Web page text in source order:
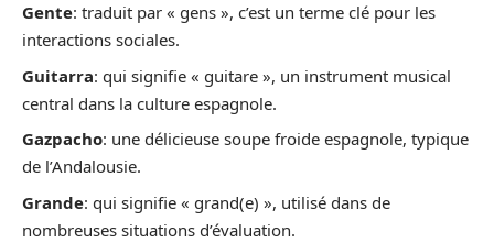
Gente: traduit par « gens », c’est un terme clé pour les
interactions sociales.
Guitarra: qui signifie « guitare », un instrument musical
central dans la culture espagnole.
Gazpacho: une délicieuse soupe froide espagnole, typique
de l’Andalousie.
Grande: qui signifie « grand(e) », utilisé dans de
nombreuses situations d’évaluation.